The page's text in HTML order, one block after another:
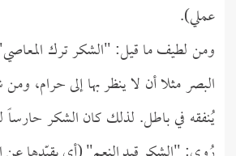
عملي).
ومن لطيف ما قيل: "الشكر ترك
البصر مثلا أن لا ينظر بها إلى حرام،
يُنفقه في باطل. لذلك كان الشكر حارساً